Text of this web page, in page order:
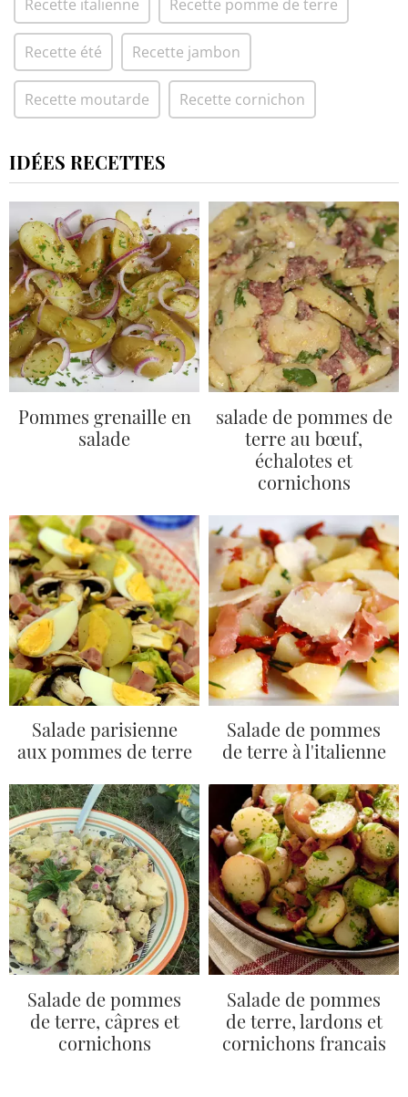
Recette italienne Recette pomme de terre
Recette été Recette jambon
Recette moutarde Recette cornichon
IDÉES RECETTES
Pommes grenaille en
salade
salade de pommes de
terre au bœuf,
échalotes et
cornichons
Salade parisienne
aux pommes de terre
Salade de pommes
de terre à l'italienne
Salade de pommes
de terre, câpres et
cornichons
Salade de pommes
de terre, lardons et
cornichons francais